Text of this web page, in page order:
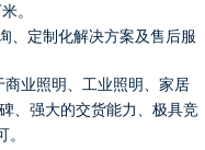
。
、定制化解决方案及售后服
业照明、工业照明、家居
、强大的交货能力、极具竞
。